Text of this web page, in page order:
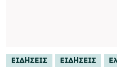
ΕΙΔΗΣΕΙΣ ΕΙΔΗΣΕΙΣ